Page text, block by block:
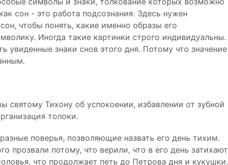
сон - это работа подсознания. Здесь нужен
чтобы понять, какие именно образы его
Иногда такие картинки строго индивидуальны.
увиденные знаки снов этого дня. Потому что значение
Тихону об успокоении, избавлении от зубной
толоки.
поверья, позволяющие назвать его день тихим.
прозвали потому, что верили, что в его день затихают
что продолжает петь до Петрова дня и кукушки.